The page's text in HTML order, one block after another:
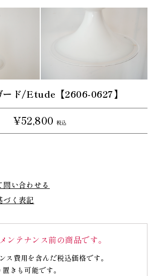
ード/Etude【2606-0627】
¥52,800 税込
い合わせる
づく表記
ンテナンス前の商品です。
ス費用を含んだ税込価格です。
きも可能です。